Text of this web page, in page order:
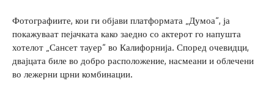
Фотографиите, кои ги објави платформата „Думоа“, ја
покажуваат пејачката како заедно со актерот го напушта
хотелот „Сансет тауер“ во Калифорнија. Според очевидци,
двајцата биле во добро расположение, насмеани и облечени
во лежерни црни комбинации.